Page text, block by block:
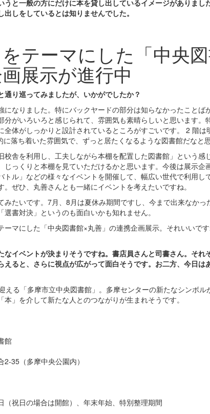
と一般の方にだけに本を貸し出しているイメージがありまし
出しをしているとは知りませんでした。
をテーマにした「中央
展示が進行中
り巡ってみましたが、いかがでしたか？
になりました。特にバックヤードの部分は知らなかったことば
分がいろいろと感じられて、雰囲気も素晴らしいと思います。
全体がしっかりと設計されているところがすごいです。 2 階は
に落ち着いた雰囲気で、ずっと居たくなるような図書館だなと思
校舎を利用し、工夫しながら本棚を配置した図書館」という感
じっくりと本棚を 見ていただけるかと思います。今後は展示企
トル」などの様々なイベントを開催して、幅広い世代で利用し
。ぜひ、丸善さんとも一緒にイベントを考えたいですね。
みたいです。 7月、8月は夏休み期間ですし、今まで出来なかっ
選書対決」というのも面白いかも知れません。
ーマにした「中央図書館×丸善」の連携企画展示。それいいで
イベントが決まりそうですね。書店員さんと司書さん。それ
えると、さらに視点が広がって面白そうです。 お二方、今日は
える「多摩市立中央図書館」。多摩センターの新たなシンボル
本」を介して新たな人とのつながりが生まれそうです。
館
35（多摩中央公園内）
（祝日の場合は開館）、年末年始、特別整理期間